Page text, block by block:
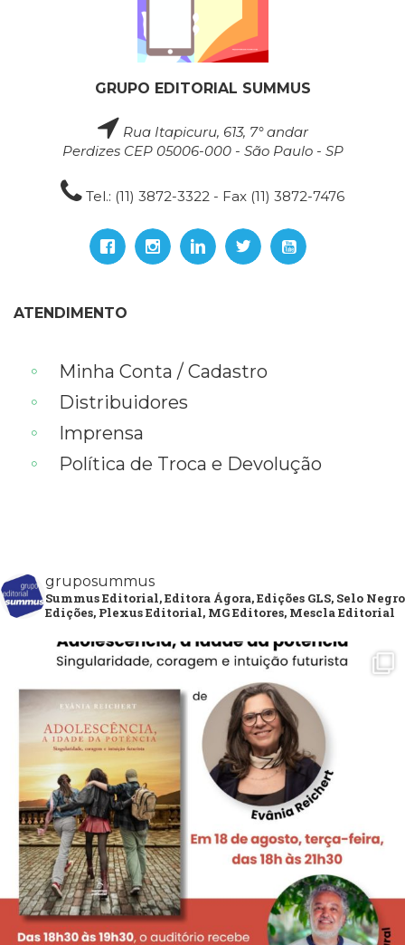
GRUPO EDITORIAL SUMMUS
Rua Itapicuru, 613, 7° andar
Perdizes CEP 05006-000 - São Paulo - SP
Tel.: (11) 3872-3322 - Fax (11) 3872-7476
ATENDIMENTO
Minha Conta / Cadastro
Distribuidores
Imprensa
Política de Troca e Devolução
gruposummus
Summus Editorial, Editora Ágora, Edições GLS, Selo Negro
Edições, Plexus Editorial, MG Editores, Mescla Editorial